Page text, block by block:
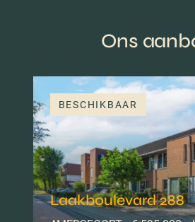
Ons
BESCHIKBAAR
Laakboulevard 288